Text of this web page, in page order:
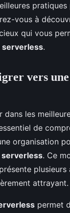
vous à
qui vous
serverless.
vers
dans les
de
organisation
serverless. Ce
plusieurs
attrayant.
permet